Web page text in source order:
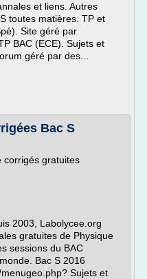
et liens. Autres
toutes matières. TP et
Site géré par
BAC (ECE). Sujets et
géré par des...
Bac S
corrigés gratuites
2003, Labolycee.org
gratuites de Physique
sessions du BAC
Bac S 2016
Sujets et